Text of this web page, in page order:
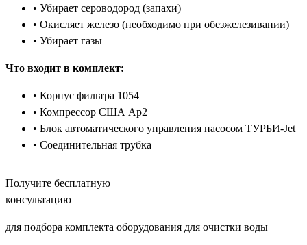
• Убирает сероводород (запахи)
• Окисляет железо (необходимо при обезжелезивании)
• Убирает газы
Что входит в комплект:
• Корпус фильтра 1054
• Компрессор США Ар2
• Блок автоматического управления насосом ТУРБИ-Jet
• Соединительная трубка
Получите бесплатную
консультацию
для подбора комплекта оборудования для очистки воды